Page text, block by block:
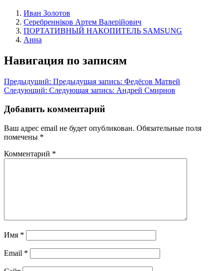
Иван Золотов
Серебренніков Артем Валерійович
ПОРТАТИВНЫЙ НАКОПИТЕЛЬ SAMSUNG
Анна
Навигация по записям
Предыдущий: Предыдущая запись: Федёсов Матвей
Следующий: Следующая запись: Андрей Смирнов
Добавить комментарий
Ваш адрес email не будет опубликован. Обязательные поля
помечены *
Комментарий *
Имя *
Email *